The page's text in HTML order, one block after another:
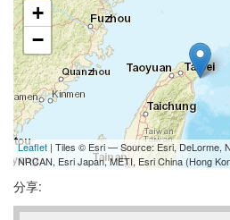
+
−
Leaflet | Tiles © Esri — Source: Esri, DeLorme,
NRCAN, Esri Japan, METI, Esri China (Hong
分享: